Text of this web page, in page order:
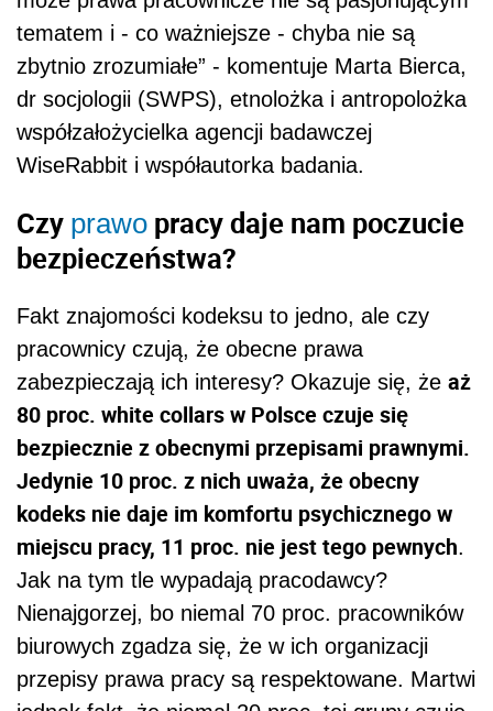
tematem i - co ważniejsze - chyba nie są
zbytnio zrozumiałe” - komentuje Marta Bierca,
dr socjologii (SWPS), etnolożka i antropolożka
współzałożycielka agencji badawczej
WiseRabbit i współautorka badania.
Czy prawo pracy daje nam poczucie
bezpieczeństwa?
Fakt znajomości kodeksu to jedno, ale czy
pracownicy czują, że obecne prawa
zabezpieczają ich interesy? Okazuje się, że aż
80 proc. white collars w Polsce czuje się
bezpiecznie z obecnymi przepisami prawnymi.
Jedynie 10 proc. z nich uważa, że obecny
kodeks nie daje im komfortu psychicznego w
miejscu pracy, 11 proc. nie jest tego pewnych.
Jak na tym tle wypadają pracodawcy?
Nienajgorzej, bo niemal 70 proc. pracowników
biurowych zgadza się, że w ich organizacji
przepisy prawa pracy są respektowane. Martwi